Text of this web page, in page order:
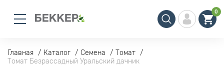
0
Главная Каталог Семена
Томат
Томат Безрассадный Уральский дачник